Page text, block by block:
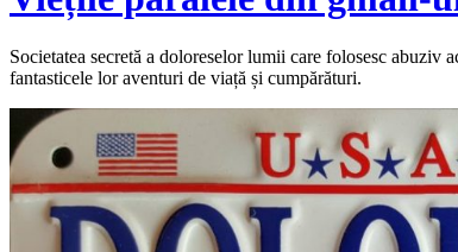
Societatea secretă a doloreselor lumii care folosesc abuziv
fantasticele lor aventuri de viață și cumpărături.